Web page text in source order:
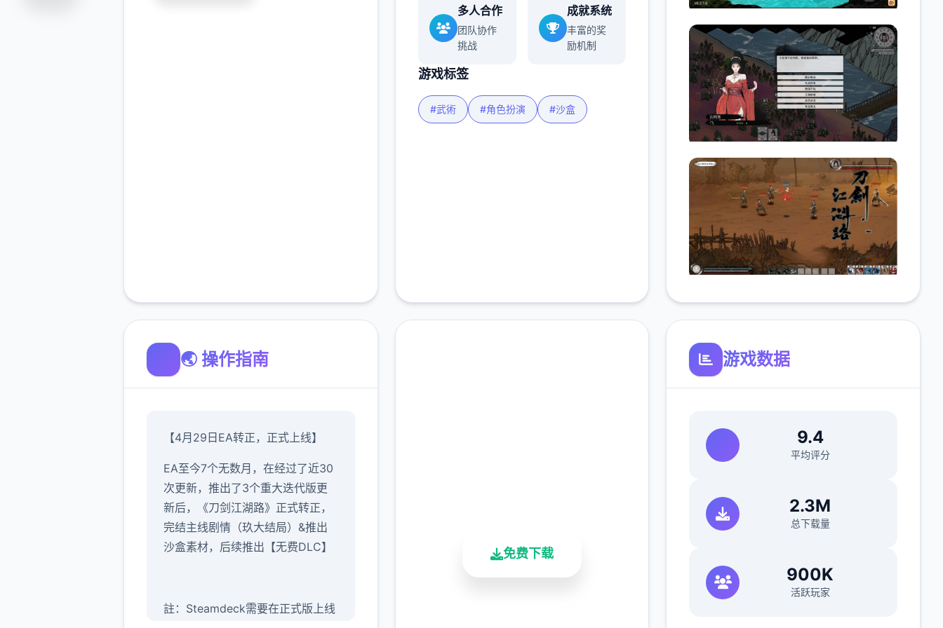
多人合作
团队协作
挑战
成就系统
丰富的奖
励机制
游戏标签
#武術 #角色扮演 #沙盒
🌏 操作指南
【4月29日EA转正，正式上线】
EA至今7个无数月，在经过了近30
次更新，推出了3个重大迭代版更
新后，《刀剑江湖路》正式转正，
完结主线剧情（玖大结局）&推出
沙盒素材，后续推出【无费DLC】
註：Steamdeck需要在正式版上线
免费下载
游戏数据
9.4
平均评分
2.3M
总下载量
900K
活跃玩家